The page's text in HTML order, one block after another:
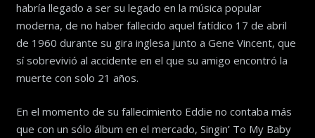
habría llegado a ser su legado en la música popular
moderna, de no haber fallecido aquel fatídico 17 de abril
de 1960 durante su gira inglesa junto a Gene Vincent, que
sí sobrevivió al accidente en el que su amigo encontró la
muerte con solo 21 años.
En el momento de su fallecimiento Eddie no contaba más
que con un sólo álbum en el mercado, Singin’ To My Baby